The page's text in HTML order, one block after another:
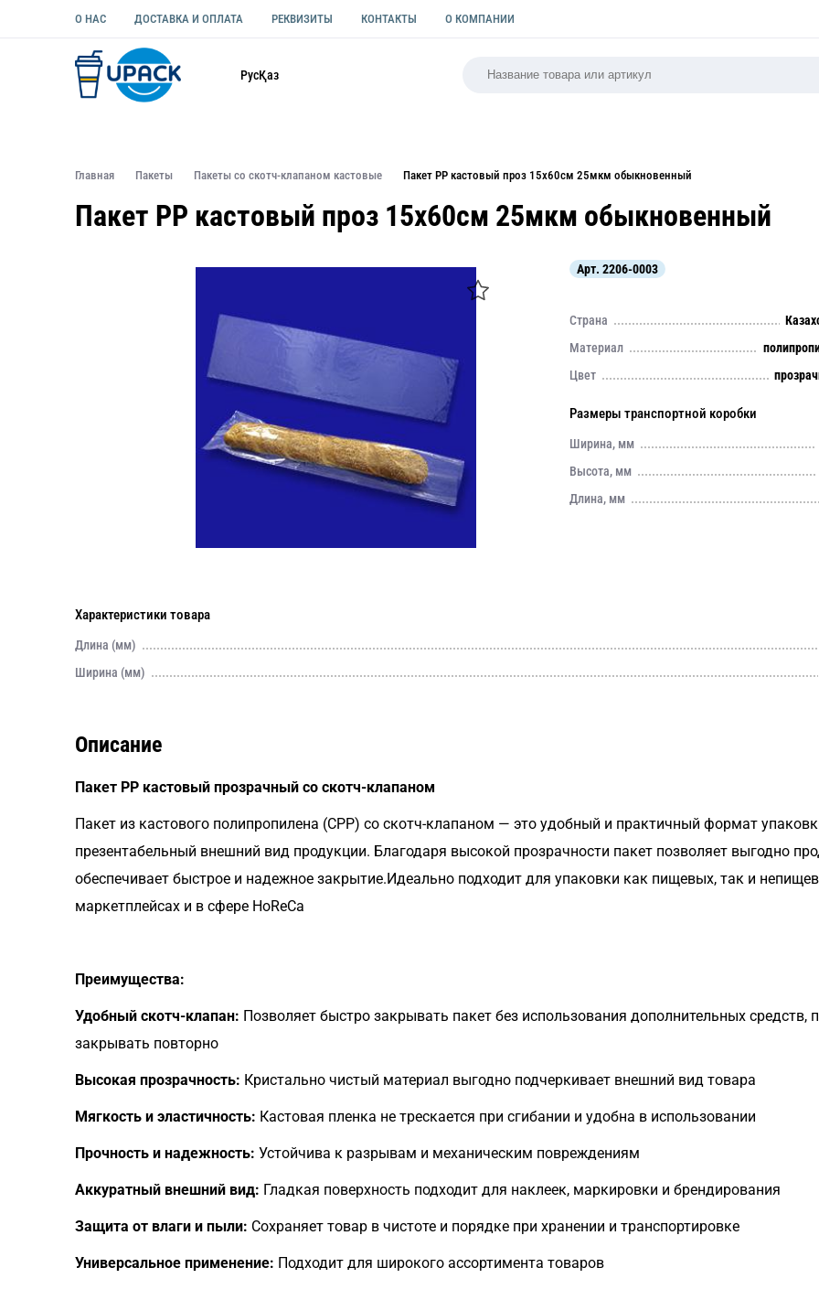
О НАС ДОСТАВКА И ОПЛАТА РЕКВИЗИТЫ КОНТАКТЫ О КОМПАНИИ
РусҚаз
Главная Пакеты Пакеты со скотч-клапаном кастовые Пакет РР кастовый проз 15х60см 25мкм обыкновенный
Пакет РР кастовый проз 15х60см 25мкм обыкновенный
Арт. 2206-0003
Страна
Материал
Цвет
Размеры транспортной коробки
Ширина, мм
Высота, мм
Длина, мм
Характеристики товара
Длина (мм)
Ширина (мм)
Описание
Пакет PP кастовый прозрачный со скотч-клапаном
Пакет из кастового полипропилена (CPP) со скотч-клапаном — это удобный и практичный формат
презентабельный внешний вид продукции. Благодаря высокой прозрачности пакет позволяет выгодно
обеспечивает быстрое и надежное закрытие.Идеально подходит для упаковки как пищевых, так и
маркетплейсах и в сфере HoReCa
Преимущества:
Удобный скотч-клапан: Позволяет быстро закрывать пакет без использования дополнительных
закрывать повторно
Высокая прозрачность: Кристально чистый материал выгодно подчеркивает внешний вид товара
Мягкость и эластичность: Кастовая пленка не трескается при сгибании и удобна в использовании
Прочность и надежность: Устойчива к разрывам и механическим повреждениям
Аккуратный внешний вид: Гладкая поверхность подходит для наклеек, маркировки и брендирования
Защита от влаги и пыли: Сохраняет товар в чистоте и порядке при хранении и транспортировке
Универсальное применение: Подходит для широкого ассортимента товаров